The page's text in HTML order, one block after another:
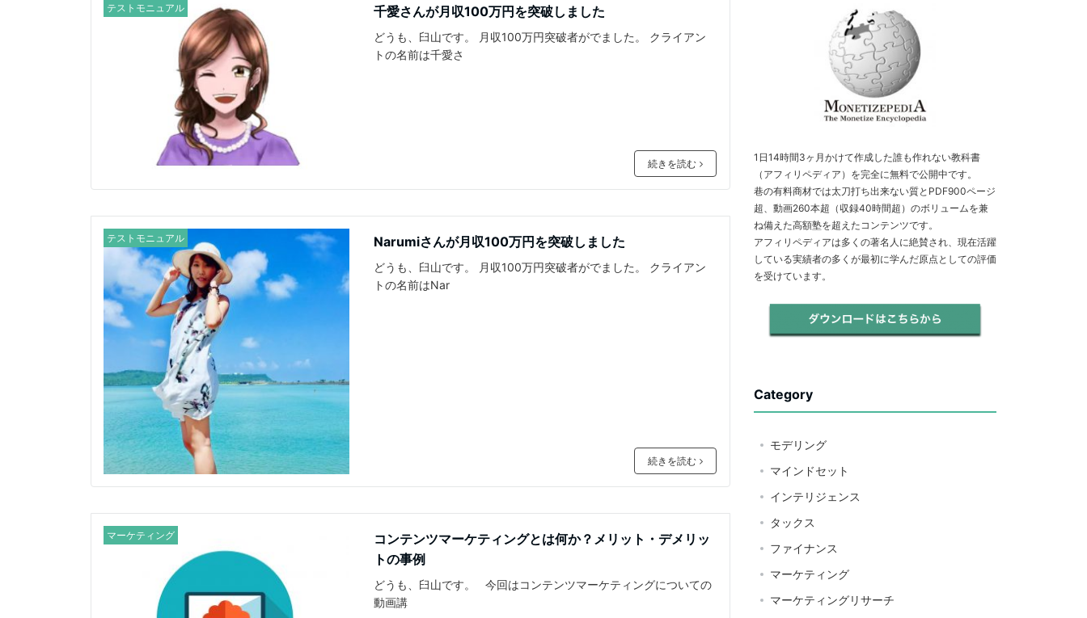
テストモニュアル 千愛さんが月収100万円を突破しました
どうも、臼山です。 月収100万円突破者がでました。 クライアン
トの名前は千愛さ
続きを読む
テストモニュアル Narumiさんが月収100万円を突破しました
どうも、臼山です。 月収100万円突破者がでました。 クライアン
トの名前はNar
続きを読む
マーケティング
コンテンツマーケティングとは何か？メリット・デメリッ
トの事例
どうも、臼山です。 今回はコンテンツマーケティングについての
動画講
1日14時間3ヶ月かけて作成した誰も作れない教科書
（アフィリペディア）を完全に無料で公開中です。
巷の有料商材では太刀打ち出来ない質とPDF900ページ
超、動画260本超（収録40時間超）のボリュームを兼
ね備えた高額塾を超えたコンテンツです。
アフィリペディアは多くの著名人に絶賛され、現在活躍
している実績者の多くが最初に学んだ原点としての評価
を受けています。
Category
モデリング
マインドセット
インテリジェンス
タックス
ファイナンス
マーケティング
マーケティングリサーチ